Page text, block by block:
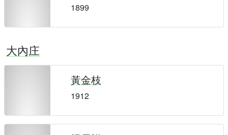
1899
大內庄
黃金枝
1912